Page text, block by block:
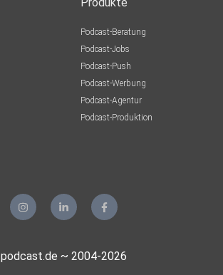
Podcast-Beratung
Podcast-Jobs
Podcast-Push
Podcast-Werbung
Podcast-Agentur
Podcast-Produktion
podcast.de ~ 2004-2026